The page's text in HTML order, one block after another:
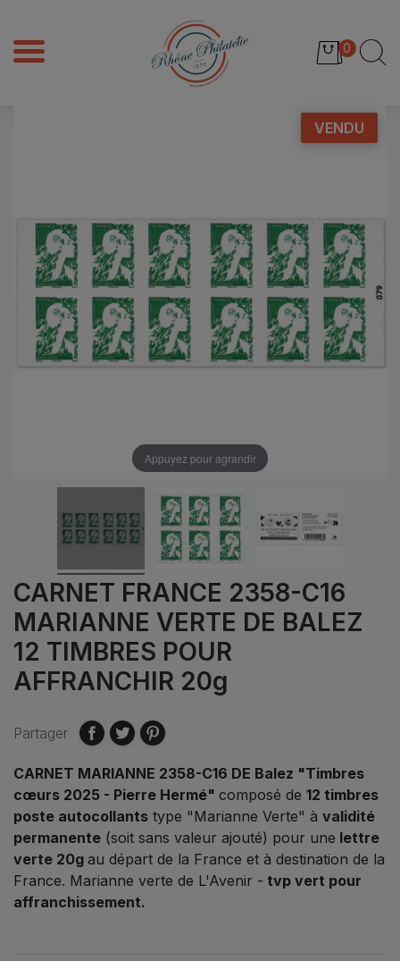
0
VENDU
Appuyez pour agrandir
CARNET FRANCE 2358-C16
MARIANNE VERTE DE BALEZ
12 TIMBRES POUR
AFFRANCHIR 20g
Partager
CARNET MARIANNE 2358-C16 DE Balez "Timbres
cœurs 2025 - Pierre Hermé" composé de 12 timbres
poste autocollants type "Marianne Verte" à validité
permanente (soit sans valeur ajouté) pour une lettre
verte 20g au départ de la France et à destination de la
France. Marianne verte de L'Avenir - tvp vert pour
affranchissement.